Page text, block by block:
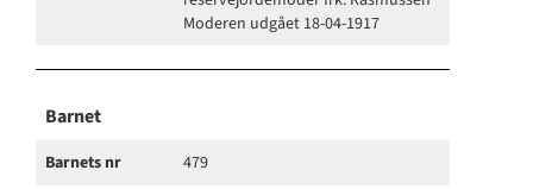
Moderen udgået 18-04-1917
Barnet
Barnets nr
479